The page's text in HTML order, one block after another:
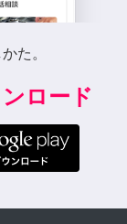
た。
ロード